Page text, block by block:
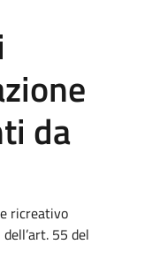
da
ricreativo
55 del